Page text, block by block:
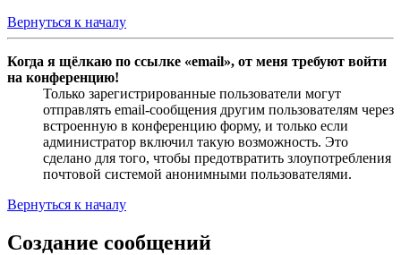
Вернуться к началу
Когда я щёлкаю по ссылке «email», от меня требуют войти
на конференцию!
Только зарегистрированные пользователи могут
отправлять email-сообщения другим пользователям через
встроенную в конференцию форму, и только если
администратор включил такую возможность. Это
сделано для того, чтобы предотвратить злоупотребления
почтовой системой анонимными пользователями.
Вернуться к началу
Создание сообщений